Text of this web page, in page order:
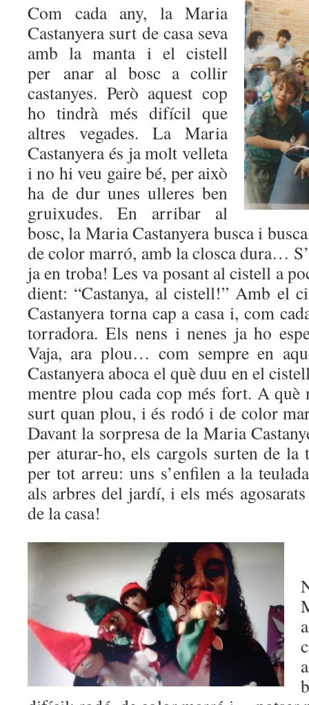
Com cada any, la Maria
Castanyera surt de casa seva
amb la manta i el cistell
per anar al bosc a collir
castanyes. Però aquest cop
ho tindrà més difícil que
altres vegades. La Maria
Castanyera és ja molt velleta
i no hi veu gaire bé, per això
ha de dur unes ulleres ben
gruixudes. En arribar al
bosc, la Maria Castanyera busca i
de color marró, amb la closca dura…
ja en troba! Les va posant al cistell a
dient: “Castanya, al cistell!” Amb el
Castanyera torna cap a casa i, com
torradora. Els nens i nenes ja ho
Vaja, ara plou… com sempre en
Castanyera aboca el què duu en el
mentre plou cada cop més fort. A què
surt quan plou, i és rodó i de color
Davant la sorpresa de la Maria
per aturar-ho, els cargols surten de la
per tot arreu: uns s’enfilen a la
als arbres del jardí, i els més
de la casa!